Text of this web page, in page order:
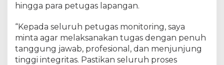
hingga para petugas lapangan.
“Kepada seluruh petugas monitoring, saya
minta agar melaksanakan tugas dengan penuh
tanggung jawab, profesional, dan menjunjung
tinggi integritas. Pastikan seluruh proses